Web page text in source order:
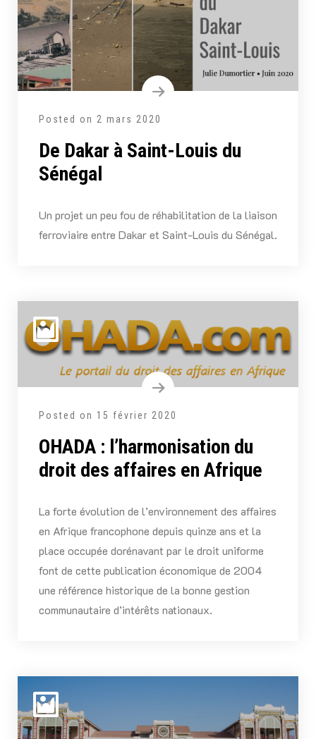
Posted on 2 mars 2020
De Dakar à Saint-Louis du
Sénégal
Un projet un peu fou de réhabilitation de la liaison
ferroviaire entre Dakar et Saint-Louis du Sénégal.
Posted on 15 février 2020
OHADA : l’harmonisation du
droit des affaires en Afrique
La forte évolution de l’environnement des affaires
en Afrique francophone depuis quinze ans et la
place occupée dorénavant par le droit uniforme
font de cette publication économique de 2004
une référence historique de la bonne gestion
communautaire d’intérêts nationaux.